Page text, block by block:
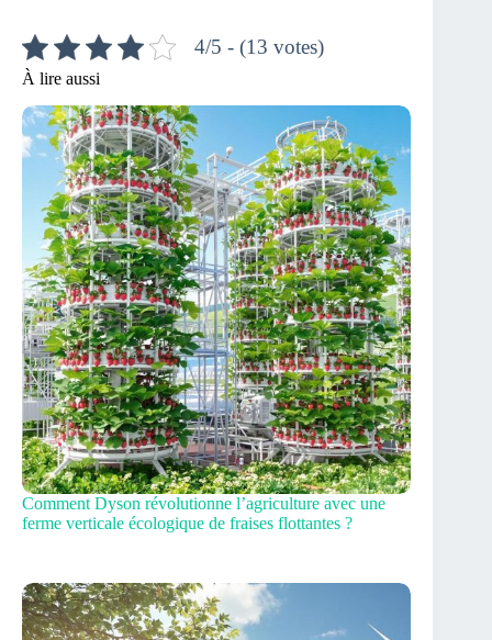
4/5 - (13 votes)
À lire aussi
Comment Dyson révolutionne l’agriculture avec une
ferme verticale écologique de fraises flottantes ?